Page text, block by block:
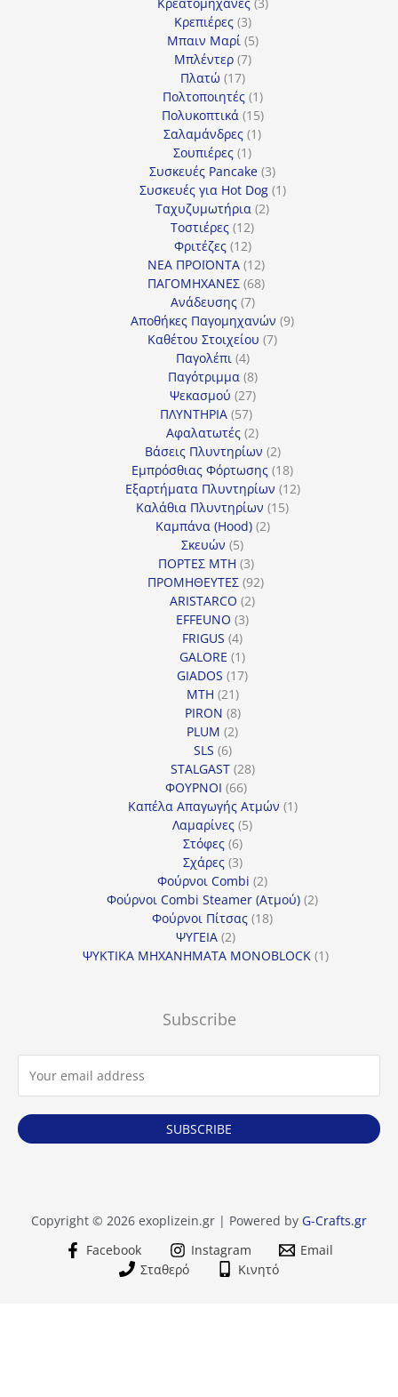
Κρεπιέρες 33
προϊόντα
Μπαιν Μαρί 55
Μπλέντερ 77
Πλατώ 1717
προϊόντα
Πολτοποιητές 11
προϊόν
Πολυκοπτικά 1515
προϊόντα
Σαλαμάνδρες 11
Σουπιέρες 11
προϊόν
Συσκευές Pancake 33
προϊόντα
Συσκευές για Hot Dog 11
Ταχυζυμωτήρια 22
Τοστιέρες 1212
προϊόντα
Φριτέζες 1212
προϊόντα
ΝΕΑ ΠΡΟΪΟΝΤΑ 1212
προϊόντα
ΠΑΓΟΜΗΧΑΝΕΣ 6868
Ανάδευσης 77
προϊόντα
Αποθήκες Παγομηχανών 99
Καθέτου Στοιχείου 77
Παγολέπι 44
προϊόντα
Παγότριμμα 88
προϊόντα
Ψεκασμού 2727
προϊόντα
ΠΛΥΝΤΗΡΙΑ 5757
προϊόντα
Αφαλατωτές 22
προϊόντα
Βάσεις Πλυντηρίων 22
προϊόντα
Εμπρόσθιας Φόρτωσης 1818
προϊόντα
Εξαρτήματα Πλυντηρίων 1212
Καλάθια Πλυντηρίων 1515
Καμπάνα (Hood) 22
Σκευών 55
προϊόντα
ΠΟΡΤΕΣ MTH 33
προϊόντα
ΠΡΟΜΗΘΕΥΤΕΣ 9292
ARISTARCO 22
EFFEUNO 33
FRIGUS 44
προϊόντα
GALORE 11
προϊόν
GIADOS 1717
MTH 2121
προϊόντα
PIRON 88
προϊόντα
PLUM 22
SLS 66
προϊόντα
STALGAST 2828
ΦΟΥΡΝΟΙ 6666
προϊόντα
Καπέλα Απαγωγής Ατμών 11
Λαμαρίνες 55
Στόφες 66
προϊόντα
Σχάρες 33
προϊόντα
Φούρνοι Combi 22
προϊόντα
Φούρνοι Combi Steamer (Ατμού) 22
Φούρνοι Πίτσας 1818
ΨΥΓΕΙΑ 22
προϊόντα
ΨΥΚΤΙΚΑ ΜΗΧΑΝΗΜΑΤΑ MONOBLOCK 11
Subscribe
SUBSCRIBE
Copyright © 2026 exoplizein.gr | Powered by G-Crafts.gr
Facebook
Instagram
Email
Σταθερό
Κινητό